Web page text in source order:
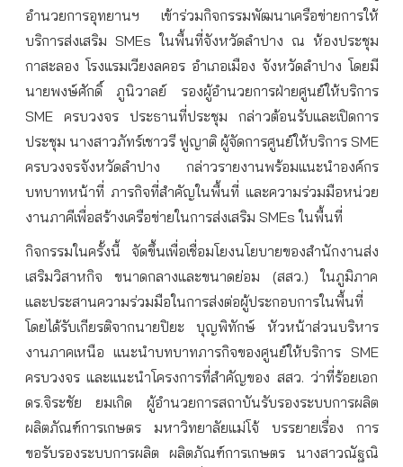
อำนวยการอุทยานฯ เข้าร่วมกิจกรรมพัฒนาเครือข่ายการให้
บริการส่งเสริม SMEs ในพื้นที่จังหวัดลำปาง ณ ห้องประชุม
กาสะลอง โรงแรมเวียงลคอร อำเภอเมือง จังหวัดลำปาง โดยมี
นายพงษ์ศักดิ์ ภูนิวาลย์ รองผู้อำนวยการฝ่ายศูนย์ให้บริการ
SME ครบวงจร ประธานที่ประชุม กล่าวต้อนรับและเปิดการ
ประชุม นางสาวภัทร์เชาวรี ฟูญาติ ผู้จัดการศูนย์ให้บริการ SME
ครบวงจรจังหวัดลำปาง
กล่าวรายงานพร้อมแนะนำองค์กร
บทบาทหน้าที่ ภารกิจที่สำคัญในพื้นที่ และความร่วมมือหน่วย
งานภาคีเพื่อสร้างเครือข่ายในการส่งเสริม SMEs ในพื้นที่
กิจกรรมในครั้งนี้ จัดขึ้นเพื่อเชื่อมโยงนโยบายของสำนักงานส่ง
เสริมวิสาหกิจ ขนาดกลางและขนาดย่อม (สสว.) ในภูมิภาค
และประสานความร่วมมือในการส่งต่อผู้ประกอบการในพื้นที่
โดยได้รับเกียรติจากนายปิยะ บุญพิทักษ์ หัวหน้าส่วนบริหาร
งานภาคเหนือ แนะนำบทบาทภารกิจของศูนย์ให้บริการ SME
ครบวงจร และแนะนำโครงการที่สำคัญของ สสว. ว่าที่ร้อยเอก
ดร.จิระชัย ยมเกิด ผู้อำนวยการสถาบันรับรองระบบการผลิต
ผลิตภัณฑ์การเกษตร มหาวิทยาลัยแม่โจ้ บรรยายเรื่อง การ
ขอรับรองระบบการผลิต ผลิตภัณฑ์การเกษตร นางสาวณัฐณิ